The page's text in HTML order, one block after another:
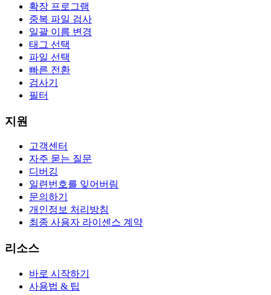
확장 프로그램
중복 파일 검사
일괄 이름 변경
태그 선택
파일 선택
빠른 전환
검사기
필터
지원
고객센터
자주 묻는 질문
디버깅
일련번호를 잊어버림
문의하기
개인정보 처리방침
최종 사용자 라이센스 계약
리소스
바로 시작하기
사용법 & 팁